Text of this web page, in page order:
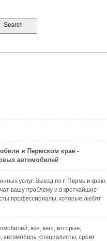
в Пермском крае -
автомобилей
услуг. Выезд по г. Пермь и краю.
вашу проблему и в кротчайшие
профессионалы, которые любят
все, ваш, которые,
автомобиль, специалисты, сроки